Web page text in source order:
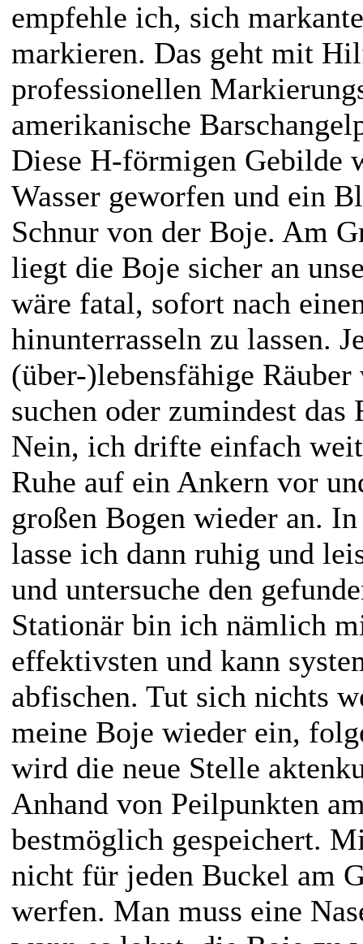
empfehle ich, sich
markieren. Das geht mit
professionellen
amerikanische
Diese H-förmigen Gebilde
Wasser geworfen und ein
Schnur von der Boje. Am
liegt die Boje sicher an
wäre fatal, sofort nach
hinunterrasseln zu lassen.
(über-)lebensfähige Räuber
suchen oder zumindest das
Nein, ich drifte einfach
Ruhe auf ein Ankern vor
großen Bogen wieder an.
lasse ich dann ruhig und
und untersuche den
Stationär bin ich nämlich
effektivsten und kann
abfischen. Tut sich nichts
meine Boje wieder ein,
wird die neue Stelle
Anhand von Peilpunkten
bestmöglich gespeichert.
nicht für jeden Buckel am
werfen. Man muss eine